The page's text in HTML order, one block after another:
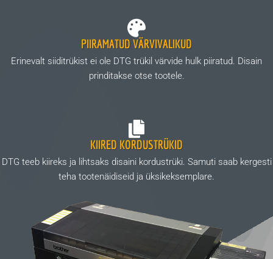
PIIRAMATUD VÄRVIVALIKUD
Erinevalt siiditrükist ei ole DTG trükil värvide hulk piiratud. Disain
prinditakse otse tootele.
KIIRED KORDUSTRÜKID
DTG teeb kiireks ja lihtsaks disaini kordustrüki. Samuti saab kergesti
teha tootenäidiseid ja üksikeksemplare.